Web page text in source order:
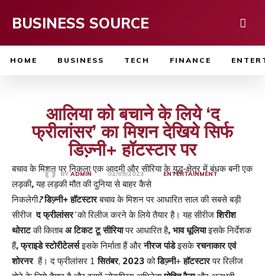
BUSINESS SOURCE
HOME BUSINESS TECH FINANCE
आलिया को बचाने के लिये ‘द
फ्रीलांसर’ का मिशन देखिये सिर्फ
डिज्‍़नी+ हॉटस्‍टार पर
BY ADMIN 02/09/2023 ENTERTAINMENT
बचाव के मिशन पर निकला एक आदमी और सीरिया के युद्ध-क्षेत्र में बंधक बनी एक
लड़की,यह लड़की मौत की दुनिया से बाहर कैसे
निकलेगी?डिज्‍़नी+ हॉटस्‍टार बचाव के मिशन पर आधारित साल की सबसे बड़ी
सीरीज ‘द फ्रीलांसर’को रिलीज करने के लिये तैयार है। यह सीरीज शिरीश
थोराट की किताब अ टिकट टू सीरिया पर आधारित है, भाव धूलिया इसके निर्देशक
हैं,फ्राइडे स्‍टोरीटेलर्स इसके निर्माता हैं और नीरज पांडे इसके रचनाकार एवं
शोरनर हैं। द फ्रीलांसर 1 सितंबर, 2023 को डिज्‍़नी+ हॉटस्‍टार पर रिलीज